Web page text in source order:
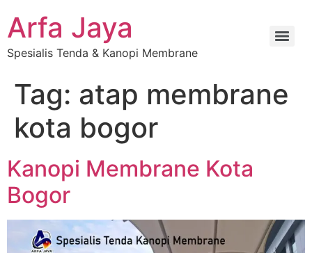
Arfa Jaya
Spesialis Tenda & Kanopi Membrane
Tag: atap membrane
kota bogor
Kanopi Membrane Kota
Bogor